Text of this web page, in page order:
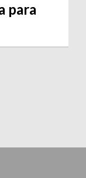
para